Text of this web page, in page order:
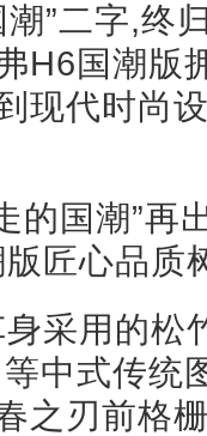
”二字,终
H6国潮版
现代时尚
采用的松
中式传统
之刃前格